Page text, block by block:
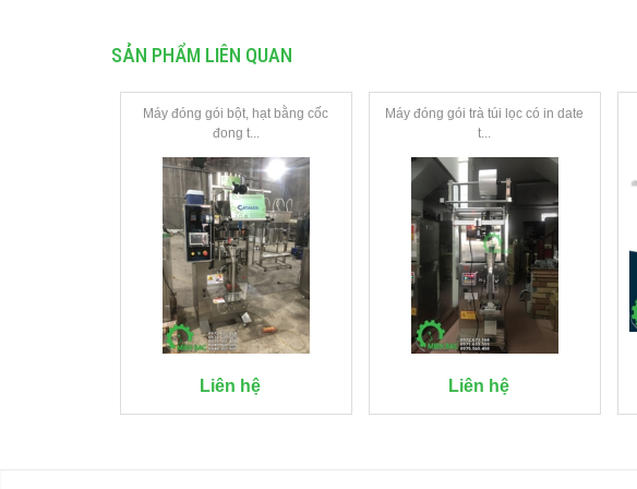
SẢN PHẨM LIÊN QUAN
Máy đóng gói bột, hạt bằng cốc
đong t...
Liên hệ
Máy đóng gói trà túi lọc có in date
t...
Liên hệ